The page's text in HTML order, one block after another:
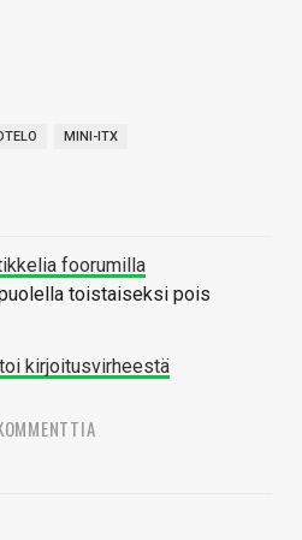
MINI-ITX
foorumilla
toistaiseksi pois
kirjoitusvirheestä